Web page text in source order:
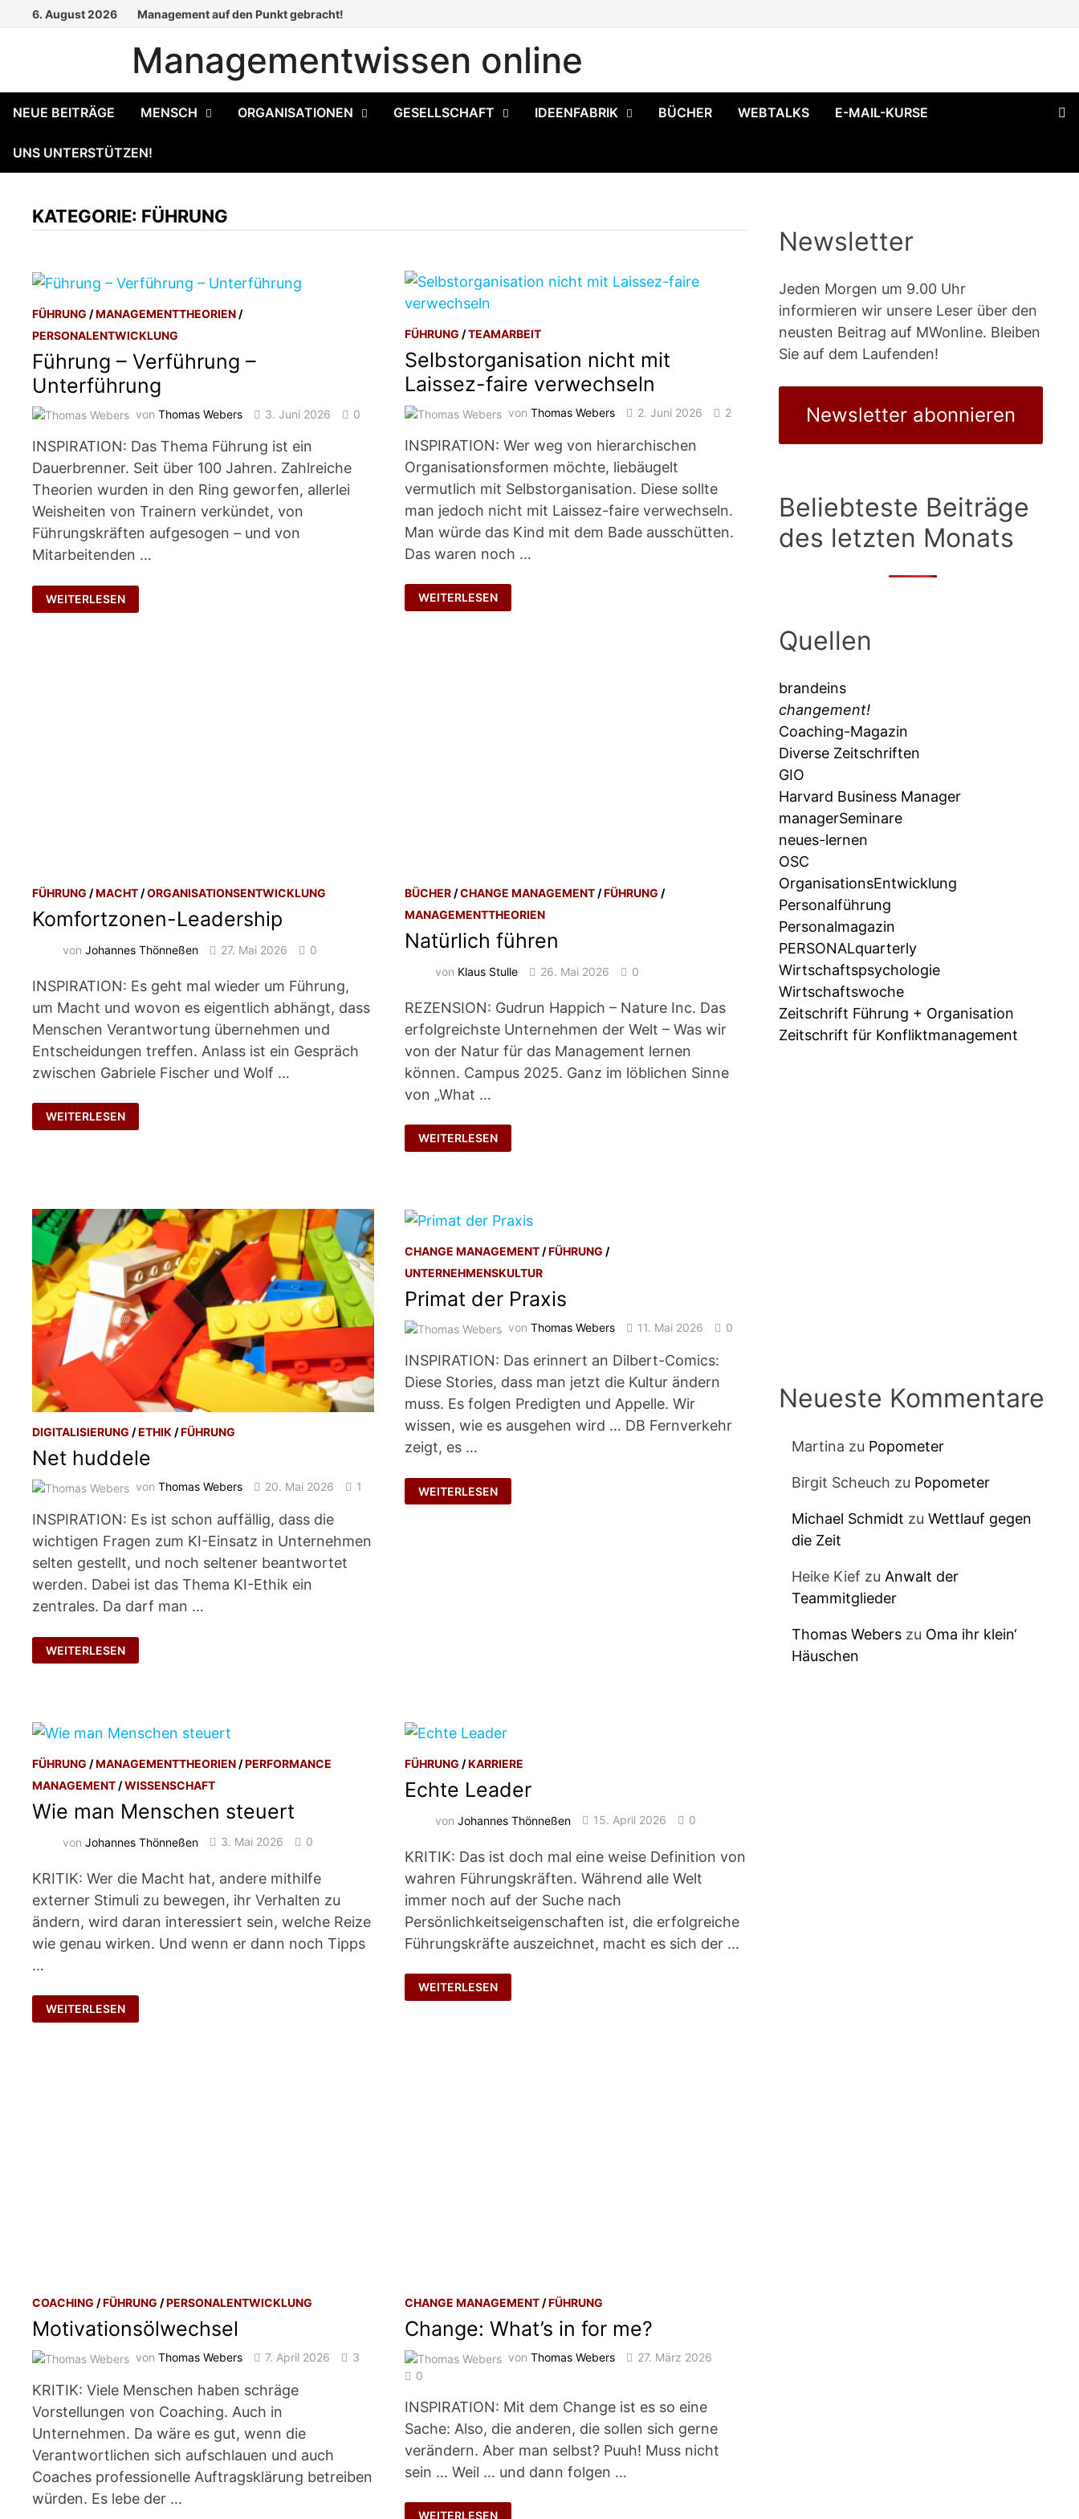
6. August 2026 Management auf den Punkt gebracht!
Managementwissen online
NEUE BEITRÄGE MENSCH ORGANISATIONEN GESELLSCHAFT IDEENFABRIK BÜCHER WEBTALKS E-MAIL-KURSE
UNS UNTERSTÜTZEN!
KATEGORIE: FÜHRUNG
FÜHRUNG /MANAGEMENTTHEORIEN /
PERSONALENTWICKLUNG
Führung – Verführung –
Unterführung
vonThomas Webers 3. Juni 2026 0
INSPIRATION: Das Thema Führung ist ein
Dauerbrenner. Seit über 100 Jahren. Zahlreiche
Theorien wurden in den Ring geworfen, allerlei
Weisheiten von Trainern verkündet, von
Führungskräften aufgesogen – und von
Mitarbeitenden …
FÜHRUNG
–
VERFÜHRUNG
WEITERLESEN
FÜHRUNG /TEAMARBEIT
Selbstorganisation nicht mit
Laissez-faire verwechseln
vonThomas Webers 2. Juni 2026 2
INSPIRATION: Wer weg von hierarchischen
Organisationsformen möchte, liebäugelt
vermutlich mit Selbstorganisation. Diese sollte
man jedoch nicht mit Laissez-faire verwechseln.
Man würde das Kind mit dem Bade ausschütten.
Das waren noch …
SELBSTORGANISATION
NICHT
MIT
WEITERLESEN
FÜHRUNG /MACHT /ORGANISATIONSENTWICKLUNG
Komfortzonen-Leadership
vonJohannes Thönneßen 27. Mai 2026 0
INSPIRATION: Es geht mal wieder um Führung,
um Macht und wovon es eigentlich abhängt, dass
Menschen Verantwortung übernehmen und
Entscheidungen treffen. Anlass ist ein Gespräch
zwischen Gabriele Fischer und Wolf …
KOMFORTZONEN-
LEADERSHIP
WEITERLESEN
BÜCHER /CHANGE MANAGEMENT /FÜHRUNG /
MANAGEMENTTHEORIEN
Natürlich führen
von Klaus Stulle 26. Mai 2026 0
REZENSION: Gudrun Happich – Nature Inc. Das
erfolgreichste Unternehmen der Welt – Was wir
von der Natur für das Management lernen
können. Campus 2025. Ganz im löblichen Sinne
von „What …
NATÜRLICH
FÜHREN
WEITERLESEN
DIGITALISIERUNG /ETHIK /FÜHRUNG
Net huddele
vonThomas Webers 20. Mai 2026 1
INSPIRATION: Es ist schon auffällig, dass die
wichtigen Fragen zum KI-Einsatz in Unternehmen
selten gestellt, und noch seltener beantwortet
werden. Dabei ist das Thema KI-Ethik ein
zentrales. Da darf man …
NET
HUDDELE
WEITERLESEN
CHANGE MANAGEMENT /FÜHRUNG /
UNTERNEHMENSKULTUR
Primat der Praxis
vonThomas Webers 11. Mai 2026 0
INSPIRATION: Das erinnert an Dilbert-Comics:
Diese Stories, dass man jetzt die Kultur ändern
muss. Es folgen Predigten und Appelle. Wir
wissen, wie es ausgehen wird … DB Fernverkehr
zeigt, es …
PRIMAT
DER
PRAXIS
WEITERLESEN
FÜHRUNG /MANAGEMENTTHEORIEN /PERFORMANCE
MANAGEMENT /WISSENSCHAFT
Wie man Menschen steuert
vonJohannes Thönneßen 3. Mai 2026 0
KRITIK: Wer die Macht hat, andere mithilfe
externer Stimuli zu bewegen, ihr Verhalten zu
ändern, wird daran interessiert sein, welche Reize
wie genau wirken. Und wenn er dann noch Tipps
…
WIE
MAN
MENSCHEN
WEITERLESEN
FÜHRUNG /KARRIERE
Echte Leader
vonJohannes Thönneßen 15. April 2026 0
KRITIK: Das ist doch mal eine weise Definition von
wahren Führungskräften. Während alle Welt
immer noch auf der Suche nach
Persönlichkeitseigenschaften ist, die erfolgreiche
Führungskräfte auszeichnet, macht es sich der …
ECHTE
LEADER
WEITERLESEN
COACHING /FÜHRUNG /PERSONALENTWICKLUNG
Motivationsölwechsel
vonThomas Webers 7. April 2026 3
KRITIK: Viele Menschen haben schräge
Vorstellungen von Coaching. Auch in
Unternehmen. Da wäre es gut, wenn die
Verantwortlichen sich aufschlauen und auch
Coaches professionelle Auftragsklärung betreiben
würden. Es lebe der …
CHANGE MANAGEMENT /FÜHRUNG
Change: What’s in for me?
vonThomas Webers
27. März 2026
0
INSPIRATION: Mit dem Change ist es so eine
Sache: Also, die anderen, die sollen sich gerne
verändern. Aber man selbst? Puuh! Muss nicht
sein … Weil … und dann folgen …
CHANGE:
WEITERLESEN
Newsletter
Jeden Morgen um 9.00 Uhr
informieren wir unsere Leser über den
neusten Beitrag auf MWonline. Bleiben
Sie auf dem Laufenden!
Newsletter abonnieren
Beliebteste Beiträge
des letzten Monats
Quellen
brandeins
changement!
Coaching-Magazin
Diverse Zeitschriften
GIO
Harvard Business Manager
managerSeminare
neues-lernen
OSC
OrganisationsEntwicklung
Personalführung
Personalmagazin
PERSONALquarterly
Wirtschaftspsychologie
Wirtschaftswoche
Zeitschrift Führung + Organisation
Zeitschrift für Konfliktmanagement
Neueste Kommentare
Martina zu Popometer
Birgit Scheuch zu Popometer
Michael Schmidt zu Wettlauf gegen
die Zeit
Heike Kief zu Anwalt der
Teammitglieder
Thomas Weberszu Oma ihr klein‘
Häuschen